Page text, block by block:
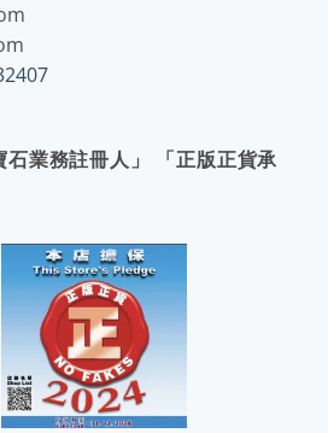
石業務註冊人」 「正版正貨承